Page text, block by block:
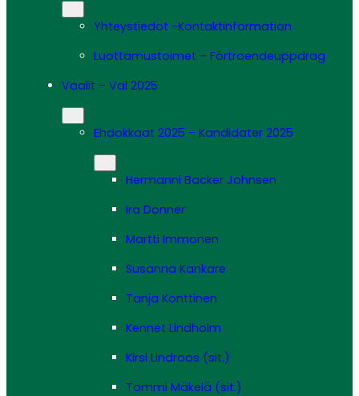
Yhteystiedot -Kontaktinformation
Luottamustoimet – Förtroendeuppdrag
Vaalit – Val 2025
Ehdokkaat 2025 – Kandidater 2025
Hermanni Backer Johnsen
Ira Donner
Martti Immonen
Susanna Kankare
Tanja Konttinen
Kennet Lindholm
Kirsi Lindroos (sit.)
Tommi Mäkelä (sit.)